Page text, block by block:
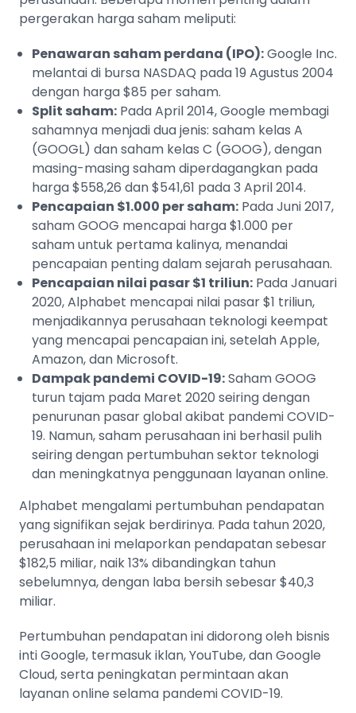
pergerakan harga saham meliputi:
Penawaran saham perdana (IPO):Google Inc.
melantai di bursa NASDAQ pada 19 Agustus 2004
dengan harga $85 per saham.
Split saham: Pada April 2014, Google membagi
sahamnya menjadi dua jenis: saham kelas A
(GOOGL) dan saham kelas C (GOOG), dengan
masing-masing saham diperdagangkan pada
harga $558,26 dan $541,61 pada 3 April 2014.
Pencapaian $1.000 per saham: Pada Juni 2017,
saham GOOG mencapai harga $1.000 per
saham untuk pertama kalinya, menandai
pencapaian penting dalam sejarah perusahaan.
Pencapaian nilai pasar $1 triliun: Pada Januari
2020, Alphabet mencapai nilai pasar $1 triliun,
menjadikannya perusahaan teknologi keempat
yang mencapai pencapaian ini, setelah Apple,
Amazon, dan Microsoft.
Dampak pandemi COVID-19:Saham GOOG
turun tajam pada Maret 2020 seiring dengan
penurunan pasar global akibat pandemi COVID-
19. Namun, saham perusahaan ini berhasil pulih
seiring dengan pertumbuhan sektor teknologi
dan meningkatnya penggunaan layanan online.
Alphabet mengalami pertumbuhan pendapatan
yang signifikan sejak berdirinya. Pada tahun 2020,
perusahaan ini melaporkan pendapatan sebesar
$182,5 miliar, naik 13% dibandingkan tahun
sebelumnya, dengan laba bersih sebesar $40,3
miliar.
Pertumbuhan pendapatan ini didorong oleh bisnis
inti Google, termasuk iklan, YouTube, dan Google
Cloud, serta peningkatan permintaan akan
layanan online selama pandemi COVID-19.